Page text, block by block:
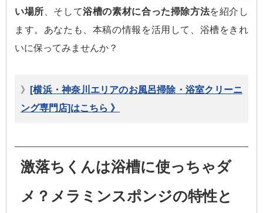
い場所 、そして浴槽の素材に合った掃除方法を紹介し
ます。あなたも、本稿の情報を活用して、浴槽をきれ
いに保ってみませんか？
》
[横浜・神奈川エリアのお風呂掃除・浴室クリーニ
ング専門店]はこちら 》
激落ちくんは浴槽に使っちゃダ
メ？メラミンスポンジの特性と